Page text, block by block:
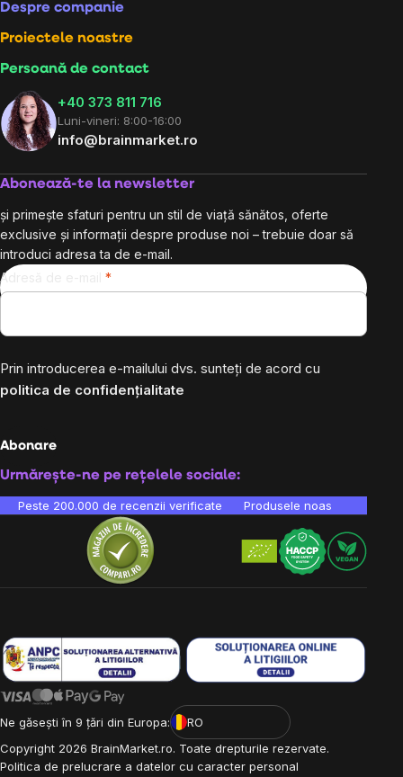
Despre companie
Proiectele noastre
Persoană de contact
+40 373 811 716
Luni-vineri: 8:00-16:00
info@brainmarket.ro
Abonează-te la newsletter
și primește sfaturi pentru un stil de viață sănătos, oferte
exclusive și informații despre produse noi – trebuie doar să
introduci adresa ta de e-mail.
Adresă de e-mail
Prin introducerea e-mailului dvs. sunteți de acord cu
politica de confidențialitate
Abonare
Urmărește-ne pe rețelele sociale:
Peste 200.000 de recenzii verificate Produsele noastre sunt
Ne găsești în 9 țări din Europa:
RO
Copyright 2026 BrainMarket.ro. Toate drepturile rezervate.
Politica de prelucrare a datelor cu caracter personal